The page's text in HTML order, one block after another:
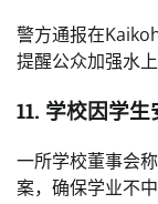
警方通报在
提醒公众加强水上
11. 学校因学
一所学校董事会
案，确保学业不中